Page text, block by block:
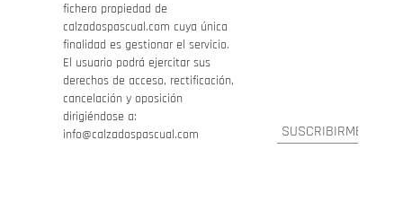
fichero propiedad de
calzadospascual.com cuya única
finalidad es gestionar el servicio.
El usuario podrá ejercitar sus
derechos de acceso, rectificación,
cancelación y oposición
dirigiéndose a:
info@calzadospascual.com